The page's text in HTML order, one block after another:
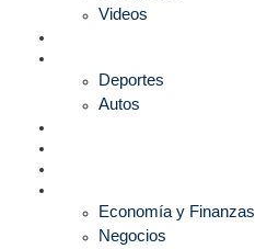
Videos
Deportes
Autos
Economía y Finanzas
Negocios